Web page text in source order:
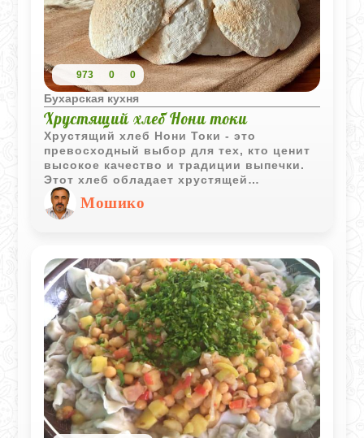
973 0 0
Бухарская кухня
Хрустящий хлеб Нони токи
Хрустящий хлеб Нони Токи - это
превосходный выбор для тех, кто ценит
высокое качество и традиции выпечки.
Этот хлеб обладает хрустящей
текстурой, что делает его идеальным
дополнением к любому приему пищи.
Мошико